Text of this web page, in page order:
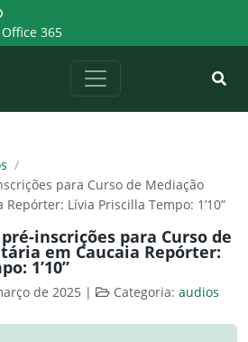
Office 365
/
para Curso de Mediação
Lívia Priscilla Tempo: 1’10”
inscrições para Curso de
em Caucaia Repórter:
1’10”
de 2025 | Categoria: audios